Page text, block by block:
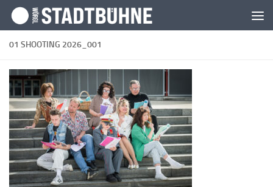
Zum Inhalt springen
01 SHOOTING 2026_001